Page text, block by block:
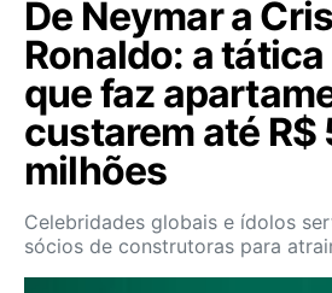
De Neymar a
Ronaldo: a
que faz
custarem até R$
milhões
Celebridades globais e ídolos
sócios de construtoras para